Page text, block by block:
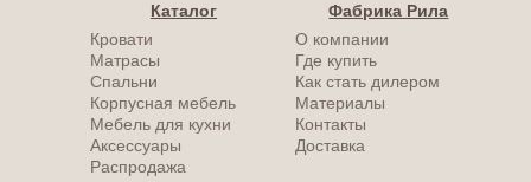
Каталог
Кровати
Матрасы
Спальни
Корпусная мебель
Мебель для кухни
Аксессуары
Распродажа
Фабрика Рила
О компании
Где купить
Как стать дилером
Материалы
Контакты
Доставка